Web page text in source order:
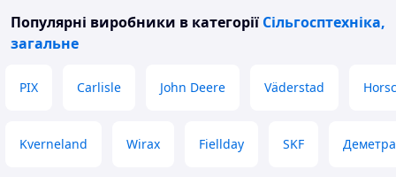
Популярні виробники в категорії Сільгосптехніка,
загальне
PIX Carlisle John Deere Väderstad
Kverneland Wirax Fiellday SKF Деметра